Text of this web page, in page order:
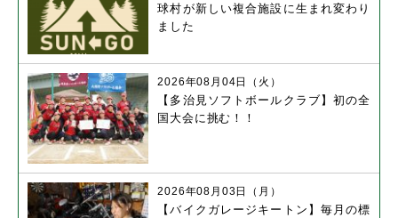
球村が新しい複合施設に生まれ変わり
ました
【多治見ソフトボールクラブ】初の全
国大会に挑む！！
2026年08月04日（火）
【バイクガレージキートン】毎月の標
2026年08月03日（月）